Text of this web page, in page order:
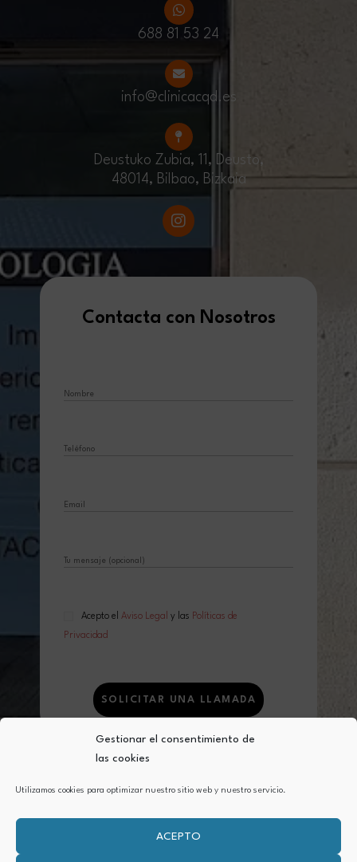
Gestionar el consentimiento de
las cookies
Utilizamos cookies para optimizar nuestro sitio web y nuestro servicio.
ACEPTO
688 81 53 24
info@clinicacqd.es
Deustuko Zubia, 11, Deusto,
48014, Bilbao, Bizkaia
I
n
a
a
Contacta con Nosotros
Acepto el Aviso Legal y las Políticas de
Privacidad
Aviso Legal
Política de Privacidad